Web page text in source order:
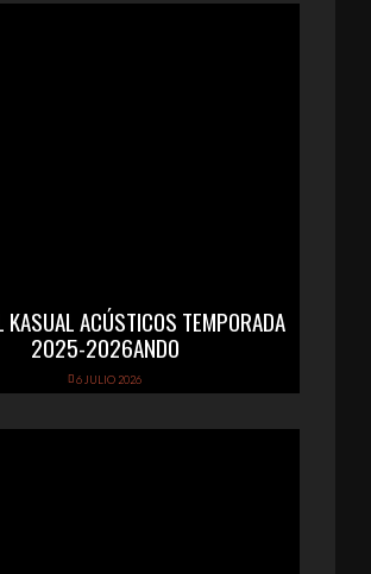
KASUAL ACÚSTICOS TEMPORADA
2025-2026ANDO
6 JULIO 2026